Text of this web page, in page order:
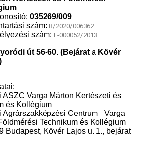
035269/009
szám: B/2020/006362
szám: E-000052/2013
út 56-60. (Bejárat a Kövér
ASZC Varga Márton Kertészeti és
és Kollégium
Agrárszakképzési Centrum - Varga
Technikum és Kollégium
Budapest, Kövér Lajos u. 1., bejárat